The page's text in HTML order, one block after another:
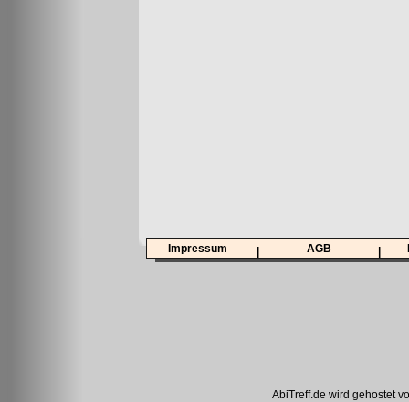
Impressum AGB
AbiTreff.de wird gehostet